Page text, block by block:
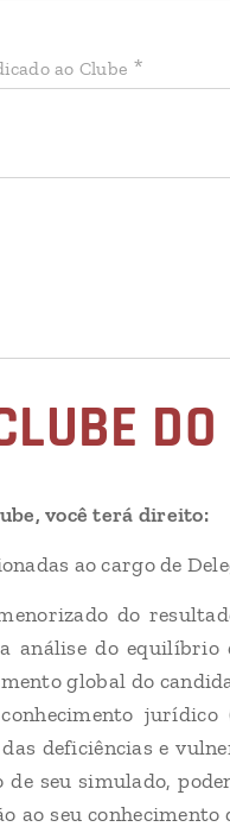
ao Clube
você terá direito:
ao cargo de
do
do equilíbrio
global do
deficiências e
seu simulado,
ao seu